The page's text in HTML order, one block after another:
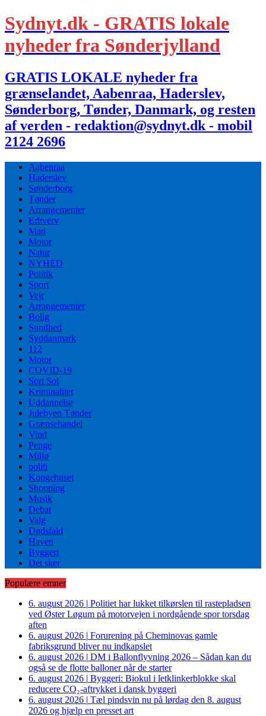
Sydnyt.dk - GRATIS lokale
nyheder fra Sønderjylland
GRATIS LOKALE nyheder fra
grænselandet, Aabenraa, Haderslev,
Sønderborg, Tønder, Danmark, og resten
af verden - redaktion@sydnyt.dk - mobil
2124 2696
Aabenraa
Haderslev
Sønderborg
Tønder
Arrangementer
Erhverv
Mad
Motor
Natur
NYHED
Politik
Sport
Vejr
Arrangementer
Bolig
Sundhed
Syddanmark
112
Motor
COVID-19
Sort Sol
Kriminalitet
Uddannelse
Julebyen Tønder
Grænsehandel
Vind
Penge
Miljø
politi
Kongehuset
Shopping
Musik
Debat
Valg
Dødsfald
Haven
Byggeri
Det sker
Populære emner
6. august 2026 | Politiet har lukket tilkørslen til rastepladsen
ved Øster Løgum på motorvejen i nordgående spor torsdag
aften
6. august 2026 | Forurening på Cheminovas gamle
fabriksgrund bliver nu indkapslet
6. august 2026 | DM i Ballonflyvning 2026 – Sådan kan du
også se de flotte balloner når de starter
6. august 2026 | Byggeri: Biokul i letklinkerblokke skal
reducere CO₂-aftrykket i dansk byggeri
6. august 2026 | Tæl pindsvin nu på lørdag den 8. august
2026 og hjælp en presset art